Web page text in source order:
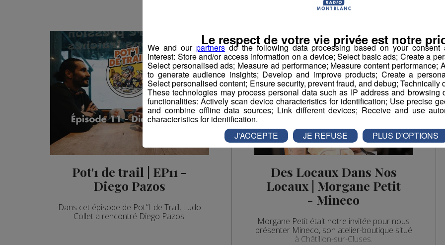
Pot'1 de trail | EP11 -
Diego Pazos
Dans cet épisode de Pot'1 de Trail, Ludo
Collet a rencontré Diego Pazos.
Des Locaux Dans Nos
Locaux | Morgane Petit
- Mineco
Morgane Petit était notre invitée pour nous
présenter Mineco, son atelier-boutique situé
à Châtillon-sur-Cluses.
We and our partnersdo the following data processing based on your consent
interest: Store and/or access information on a device; Select basic ads; Create a
Select personalised ads; Measure ad performance; Measure content performance;
to generate audience insights; Develop and improve products; Create a
Select personalised content; Ensure security, prevent fraud, and debug; Technically
These technologies may process personal data such as IP address and browsing
functionalities: Actively scan device characteristics for identification; Use precise
and combine offline data sources; Link different devices; Receive and use
characteristics for identification.
Le respect de votre vie privée est notre
J'ACCEPTE JE REFUSE PLUS D'OPTIONS